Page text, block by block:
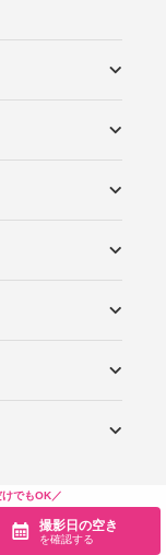
でもOK／
撮影日の空き
を確認する